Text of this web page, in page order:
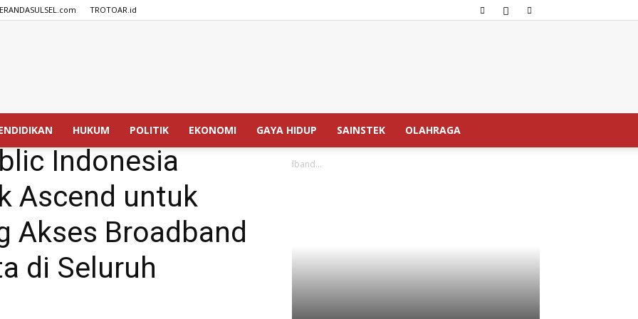
TROTOAR.id
SPEDISIA.com
HUKUM POLITIK EKONOMI GAYA HIDUP SAINSTEK OLAHRAGA
Indonesia Luncurkan Proyek Ascend untuk untuk Mendorong Akses Broadband...
Indonesia
Ascend untuk
Akses Broadband
di Seluruh